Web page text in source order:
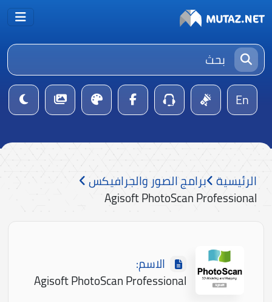
En
الرئيسية برامج الصور والجرافيكس
Agisoft PhotoScan Professional
الاسم:
Agisoft PhotoScan Professional